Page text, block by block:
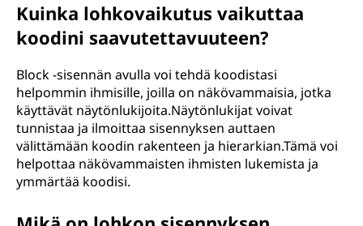
Kuinka lohkovaikutus vaikuttaa
koodini saavutettavuuteen?
Block -sisennän avulla voi tehdä koodistasi
helpommin ihmisille, joilla on näkövammaisia, jotka
käyttävät näytönlukijoita.Näytönlukijat voivat
tunnistaa ja ilmoittaa sisennyksen auttaen
välittämään koodin rakenteen ja hierarkian.Tämä voi
helpottaa näkövammaisten ihmisten lukemista ja
ymmärtää koodisi.